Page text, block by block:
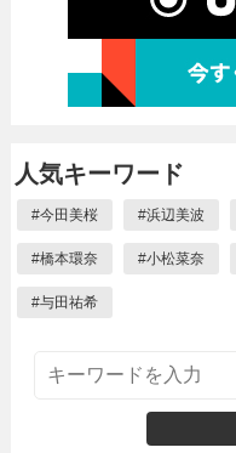
人気キーワード
#今田美桜 #浜辺美波
#橋本環奈 #小松菜奈
#与田祐希